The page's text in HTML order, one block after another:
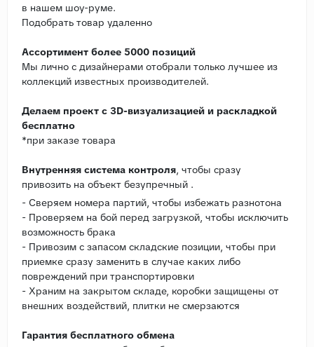
в нашем шоу-руме.
Подобрать товар удаленно
Ассортимент более 5000 позиций
Мы лично с дизайнерами отобрали только лучшее из
коллекций известных производителей.
Делаем проект с 3D-визуализацией и раскладкой
бесплатно
*при заказе товара
Внутренняя система контроля, чтобы сразу
привозить на объект безупречный .
- Сверяем номера партий, чтобы избежать разнотона
- Проверяем на бой перед загрузкой, чтобы исключить
возможность брака
- Привозим с запасом складские позиции, чтобы при
приемке сразу заменить в случае каких либо
повреждений при транспортировки
- Храним на закрытом складе, коробки защищены от
внешних воздействий, плитки не смерзаются
Гарантия бесплатного обмена